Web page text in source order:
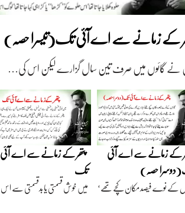
کے زمانے سے اے آئی تک(تیسرا حصہ)
نے گائوں میں صرف تین سال گزارے لیکن اس کی…
کے زمانے سے اے آئی
حصہ)
کے نوے فیصد مکان کچے تھے‘
پتھر کے زمانے سے اے آئی
تک
میں خوش قسمتی یا بدقسمتی سے اس